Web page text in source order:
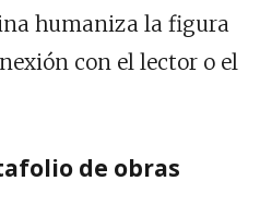
humaniza la figura
con el lector o el
de obras